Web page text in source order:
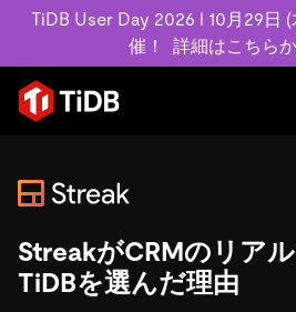
TiDB User Day 2026 l 10月29日
催！
詳細はこちらか
プロダクト
MySQL互換の分散データベースで
ます。
詳細はこちら
ユースケース
事例記事
お客様事例やユーザーによる検証
リソース
StreakがCRMのリア
TiDBを選んだ理由